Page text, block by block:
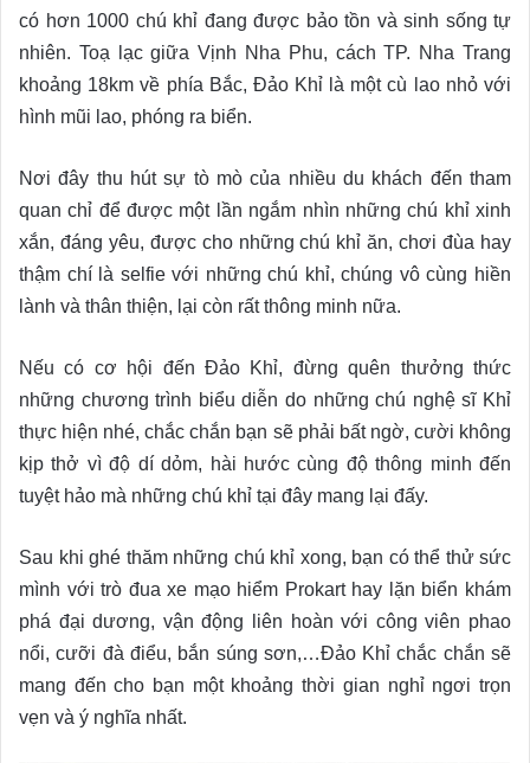
có hơn 1000 chú khỉ đang được bảo tồn và sinh sống tự
nhiên. Toạ lạc giữa Vịnh Nha Phu, cách TP. Nha Trang
khoảng 18km về phía Bắc, Đảo Khỉ là một cù lao nhỏ với
hình mũi lao, phóng ra biển.
Nơi đây thu hút sự tò mò của nhiều du khách đến tham
quan chỉ để được một lần ngắm nhìn những chú khỉ xinh
xắn, đáng yêu, được cho những chú khỉ ăn, chơi đùa hay
thậm chí là selfie với những chú khỉ, chúng vô cùng hiền
lành và thân thiện, lại còn rất thông minh nữa.
Nếu có cơ hội đến Đảo Khỉ, đừng quên thưởng thức
những chương trình biểu diễn do những chú nghệ sĩ Khỉ
thực hiện nhé, chắc chắn bạn sẽ phải bất ngờ, cười không
kịp thở vì độ dí dỏm, hài hước cùng độ thông minh đến
tuyệt hảo mà những chú khỉ tại đây mang lại đấy.
Sau khi ghé thăm những chú khỉ xong, bạn có thể thử sức
mình với trò đua xe mạo hiểm Prokart hay lặn biển khám
phá đại dương, vận động liên hoàn với công viên phao
nổi, cưỡi đà điểu, bắn súng sơn,…Đảo Khỉ chắc chắn sẽ
mang đến cho bạn một khoảng thời gian nghỉ ngơi trọn
vẹn và ý nghĩa nhất.